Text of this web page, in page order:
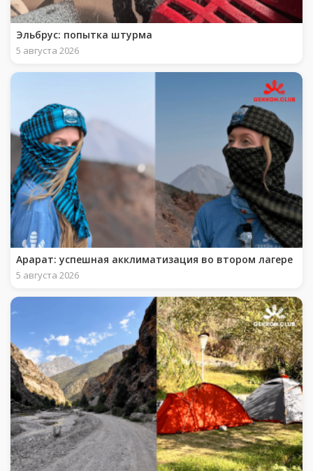
Эльбрус: попытка штурма
5 августа 2026
Арарат: успешная акклиматизация во втором лагере
5 августа 2026